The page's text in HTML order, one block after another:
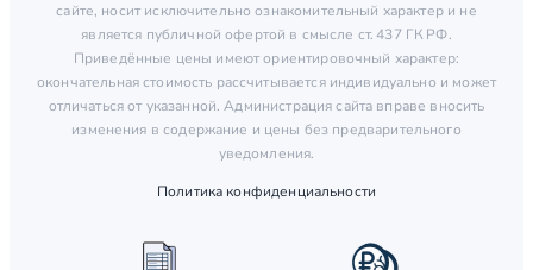
сайте, носит исключительно ознакомительный характер и не
является публичной офертой в смысле ст. 437 ГК РФ.
Приведённые цены имеют ориентировочный характер:
окончательная стоимость рассчитывается индивидуально и может
отличаться от указанной. Администрация сайта вправе вносить
изменения в содержание и цены без предварительного
уведомления.
Политика конфиденциальности